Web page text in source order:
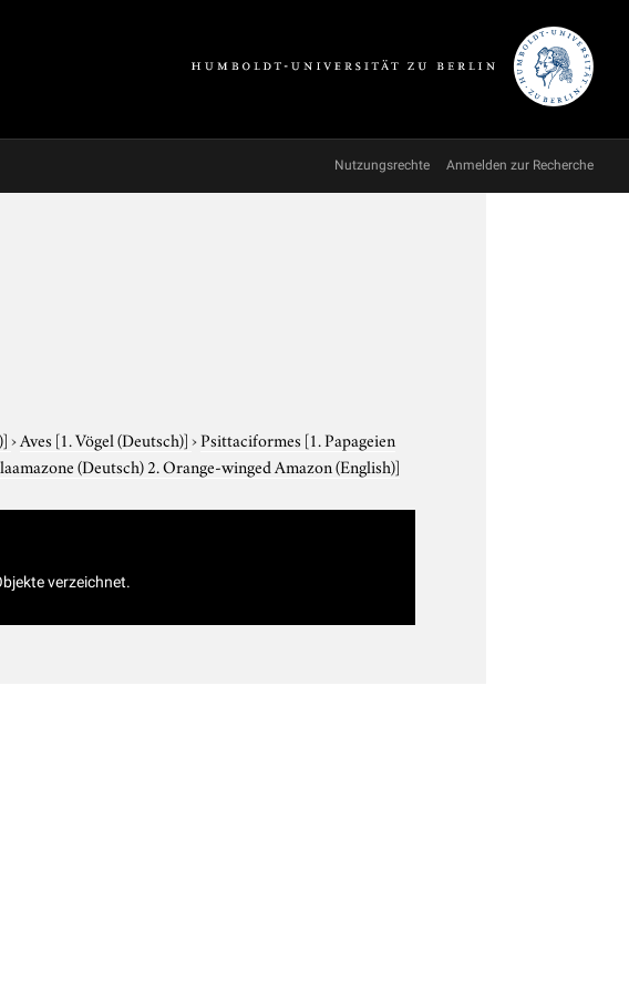
Nutzungsrechte Anmelden zur Recherche
›Aves [1. Vögel (Deutsch)]›Psittaciformes [1. Papageien
(Deutsch) 2. Orange-winged Amazon (English)]
verzeichnet.